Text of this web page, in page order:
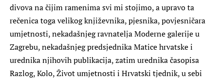
divova na čijim ramenima svi mi stojimo, a upravo ta
rečenica toga velikog književnika, pjesnika, povjesničara
umjetnosti, nekadašnjeg ravnatelja Moderne galerije u
Zagrebu, nekadašnjeg predsjednika Matice hrvatske i
urednika njihovih publikacija, zatim urednika časopisa
Razlog, Kolo, Život umjetnosti i Hrvatski tjednik, u sebi